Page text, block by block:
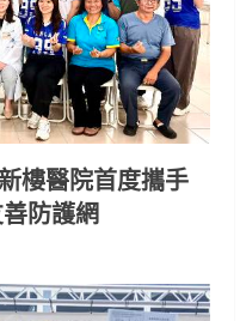
樓醫院首度攜手
防護網